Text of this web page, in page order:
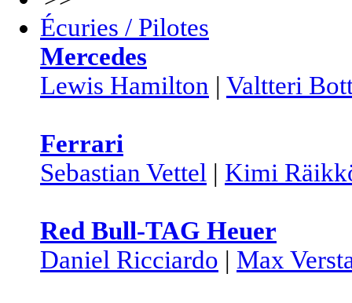
Écuries / Pilotes
Mercedes
Lewis Hamilton | Valtteri
Ferrari
Sebastian Vettel | Kimi
Red Bull-TAG Heuer
Daniel Ricciardo | Max